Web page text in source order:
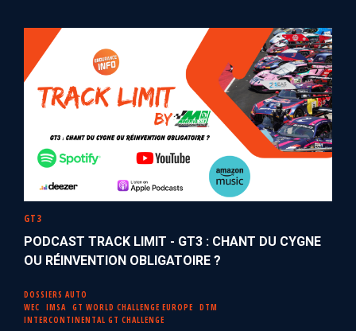
GT3
PODCAST TRACK LIMIT - GT3 : CHANT DU CYGNE
OU RÉINVENTION OBLIGATOIRE ?
DOSSIERS AUTO
WEC
IMSA GT WORLD CHALLENGE EUROPE
DTM
INTERCONTINENTAL GT CHALLENGE